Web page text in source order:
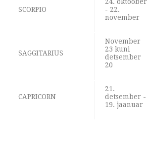
SCORPIO
- 22.
november
SAGGITARIUS
November
23 kuni
detsember
20
CAPRICORN
21.
detsember -
19. jaanuar